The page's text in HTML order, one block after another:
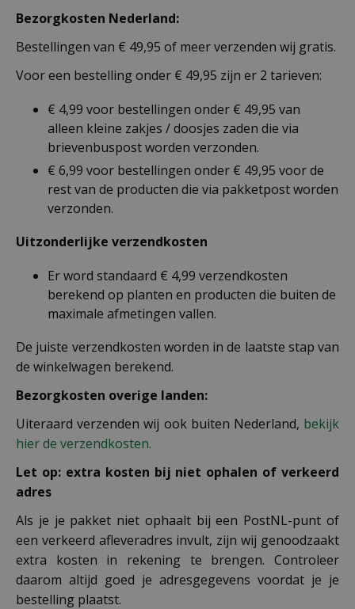
Bezorgkosten Nederland:
Bestellingen van € 49,95 of meer verzenden wij gratis.
Voor een bestelling onder € 49,95 zijn er 2 tarieven:
€ 4,99 voor bestellingen onder € 49,95 van
alleen kleine zakjes / doosjes zaden die via
brievenbuspost worden verzonden.
€ 6,99 voor bestellingen onder € 49,95 voor de
rest van de producten die via pakketpost worden
verzonden.
Uitzonderlijke verzendkosten
Er word standaard € 4,99 verzendkosten
berekend op planten en producten die buiten de
maximale afmetingen vallen.
De juiste verzendkosten worden in de laatste stap van
de winkelwagen berekend.
Bezorgkosten overige landen:
Uiteraard verzenden wij ook buiten Nederland, bekijk
hier de verzendkosten.
Let op: extra kosten bij niet ophalen of verkeerd
adres
Als je je pakket niet ophaalt bij een PostNL-punt of
een verkeerd afleveradres invult, zijn wij genoodzaakt
extra kosten in rekening te brengen. Controleer
daarom altijd goed je adresgegevens voordat je je
bestelling plaatst.